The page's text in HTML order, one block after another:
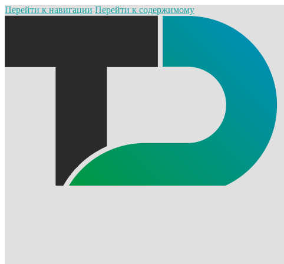
Перейти к навигации Перейти к содержимому